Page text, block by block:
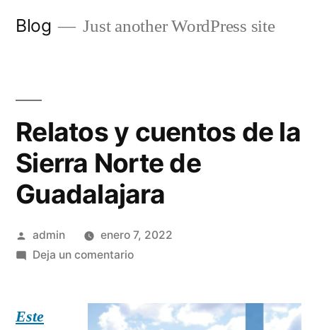
Blog Just another WordPress site
Relatos y cuentos de la
Sierra Norte de
Guadalajara
Publicado
por
admin
enero 7, 2022
Deja un comentarioen
cuentos
Este